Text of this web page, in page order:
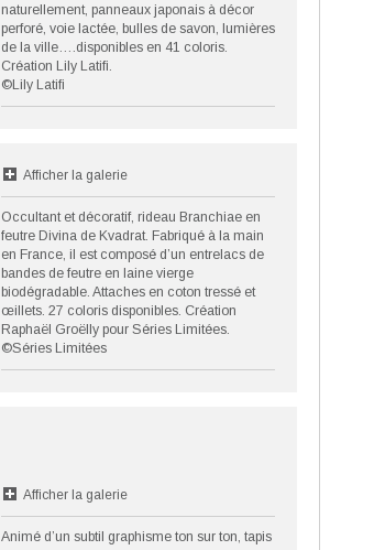
naturellement, panneaux japonais à décor
perforé, voie lactée, bulles de savon, lumières
de la ville….disponibles en 41 coloris.
Création Lily Latifi.
©Lily Latifi
Afficher la galerie
Occultant et décoratif, rideau Branchiae en
feutre Divina de Kvadrat. Fabriqué à la main
en France, il est composé d’un entrelacs de
bandes de feutre en laine vierge
biodégradable. Attaches en coton tressé et
œillets. 27 coloris disponibles. Création
Raphaël Groëlly pour Séries Limitées.
©Séries Limitées
Afficher la galerie
Animé d’un subtil graphisme ton sur ton, tapis